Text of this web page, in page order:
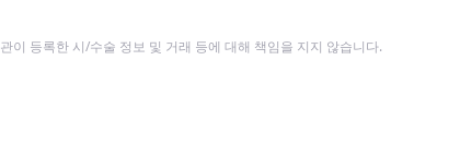
이 등록한 시/수술 정보 및 거래 등에 대해 책임을 지지 않습니다.